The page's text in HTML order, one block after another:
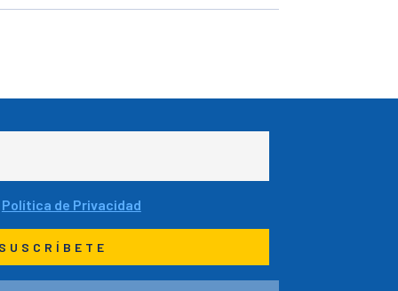
Política de Privacidad